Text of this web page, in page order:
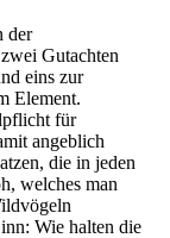
der
Gutachten
eins zur
Element.
für
angeblich
die in jeden
welches man
Wie halten die